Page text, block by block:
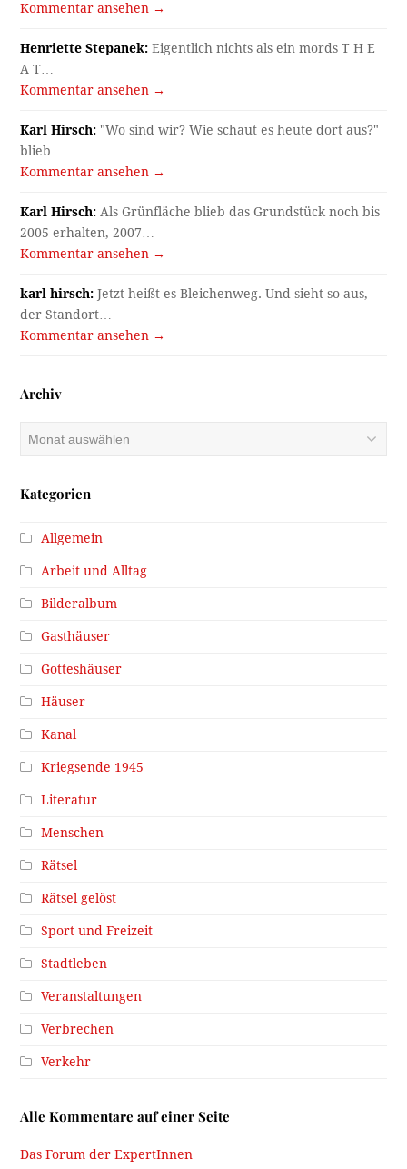
Kommentar ansehen →
Henriette Stepanek: Eigentlich nichts als ein mords T H E
A T…
Kommentar ansehen →
Karl Hirsch: "Wo sind wir? Wie schaut es heute dort aus?"
blieb…
Kommentar ansehen →
Karl Hirsch: Als Grünfläche blieb das Grundstück noch bis
2005 erhalten, 2007…
Kommentar ansehen →
karl hirsch: Jetzt heißt es Bleichenweg. Und sieht so aus,
der Standort…
Kommentar ansehen →
Archiv
Archiv
Kategorien
Allgemein
Arbeit und Alltag
Bilderalbum
Gasthäuser
Gotteshäuser
Häuser
Kanal
Kriegsende 1945
Literatur
Menschen
Rätsel
Rätsel gelöst
Sport und Freizeit
Stadtleben
Veranstaltungen
Verbrechen
Verkehr
Alle Kommentare auf einer Seite
Das Forum der ExpertInnen